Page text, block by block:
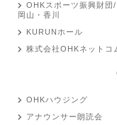
OHKスポーツ振興財団/
岡山・香川
KURUNホール
株式会社OHKネットコ
OHKハウジング
アナウンサー朗読会